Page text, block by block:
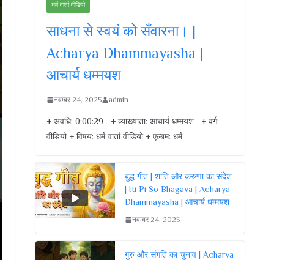
धर्म वार्ता वीडियो
साधना से स्वयं को सँवारना। |
Acharya Dhammayasha |
आचार्य धम्मयश
नवम्बर 24, 2025 admin
+ अवधि: 0:00:29 + व्याख्याता: आचार्य धम्मयश + वर्ग:
वीडियो + विषय: धर्म वार्ता वीडियो + एल्बम: धर्म
बुद्ध गीत | शांति और करुणा का संदेश
| Iti Pi So Bhagavā | Acharya
Dhammayasha | आचार्य धम्मयश
नवम्बर 24, 2025
गुरु और संगति का चुनाव | Acharya